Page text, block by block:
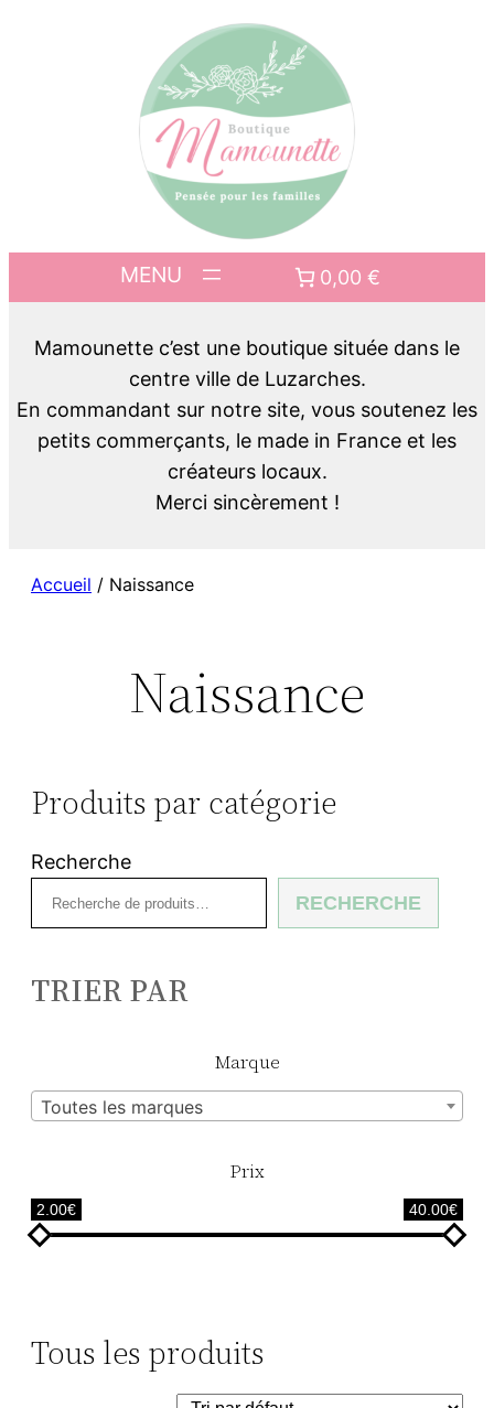
0,00 €
Mamounette c’est une boutique située dans le
centre ville de Luzarches.
En commandant sur notre site, vous soutenez les
petits commerçants, le made in France et les
créateurs locaux.
Merci sincèrement !
Accueil / Naissance
Naissance
Produits par catégorie
Recherche
RECHERCHE
TRIER PAR
Marque
Toutes les marques
Prix
2.00€ 40.00€
Tous les produits